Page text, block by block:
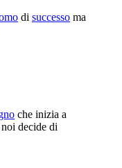
di successo ma
che inizia a
decide di